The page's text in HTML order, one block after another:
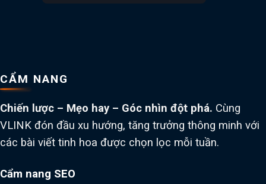
CẨM NANG
Chiến lược – Mẹo hay – Góc nhìn đột phá. Cùng
VLINK đón đầu xu hướng, tăng trưởng thông minh với
các bài viết tinh hoa được chọn lọc mỗi tuần.
Cẩm nang SEO